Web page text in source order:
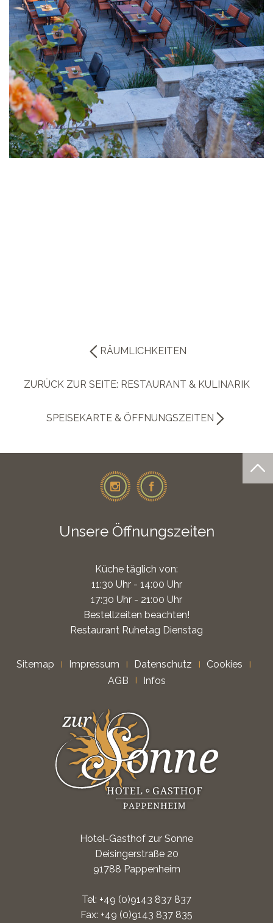
RÄUMLICHKEITEN
ZURÜCK ZUR SEITE: RESTAURANT & KULINARIK
SPEISEKARTE & ÖFFNUNGSZEITEN
Unsere Öffnungszeiten
Küche täglich von:
11:30 Uhr - 14:00 Uhr
17:30 Uhr - 21:00 Uhr
Bestellzeiten beachten!
Restaurant Ruhetag Dienstag
Sitemap Impressum Datenschutz
Cookies
AGB
Infos
Hotel-Gasthof zur Sonne
Deisingerstraße 20
91788 Pappenheim
Tel: +49 (0)9143 837 837
Fax: +49 (0)9143 837 835